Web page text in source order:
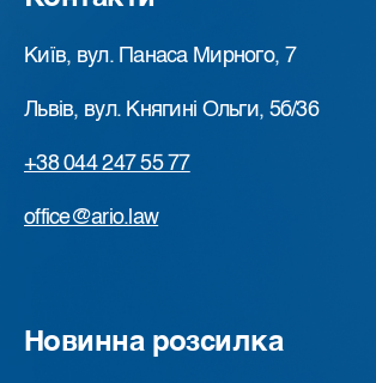
Київ, вул. Панаса Мирного, 7
Львів, вул. Княгині Ольги, 5б/36
+38 044 247 55 77
office@ario.law
Новинна розсилка